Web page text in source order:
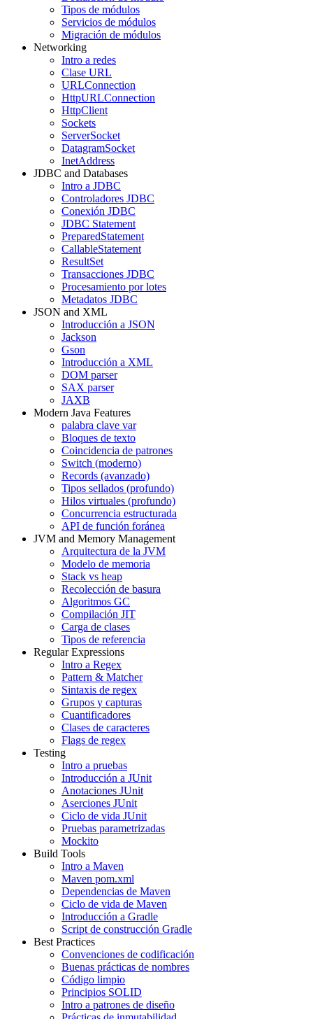
Tipos de módulos
Servicios de módulos
Migración de módulos
Networking
Intro a redes
Clase URL
URLConnection
HttpURLConnection
HttpClient
Sockets
ServerSocket
DatagramSocket
InetAddress
JDBC and Databases
Intro a JDBC
Controladores JDBC
Conexión JDBC
JDBC Statement
PreparedStatement
CallableStatement
ResultSet
Transacciones JDBC
Procesamiento por lotes
Metadatos JDBC
JSON and XML
Introducción a JSON
Jackson
Gson
Introducción a XML
DOM parser
SAX parser
JAXB
Modern Java Features
palabra clave var
Bloques de texto
Coincidencia de patrones
Switch (moderno)
Records (avanzado)
Tipos sellados (profundo)
Hilos virtuales (profundo)
Concurrencia estructurada
API de función foránea
JVM and Memory Management
Arquitectura de la JVM
Modelo de memoria
Stack vs heap
Recolección de basura
Algoritmos GC
Compilación JIT
Carga de clases
Tipos de referencia
Regular Expressions
Intro a Regex
Pattern & Matcher
Sintaxis de regex
Grupos y capturas
Cuantificadores
Clases de caracteres
Flags de regex
Testing
Intro a pruebas
Introducción a JUnit
Anotaciones JUnit
Aserciones JUnit
Ciclo de vida JUnit
Pruebas parametrizadas
Mockito
Build Tools
Intro a Maven
Maven pom.xml
Dependencias de Maven
Ciclo de vida de Maven
Introducción a Gradle
Script de construcción Gradle
Best Practices
Convenciones de codificación
Buenas prácticas de nombres
Código limpio
Principios SOLID
Intro a patrones de diseño